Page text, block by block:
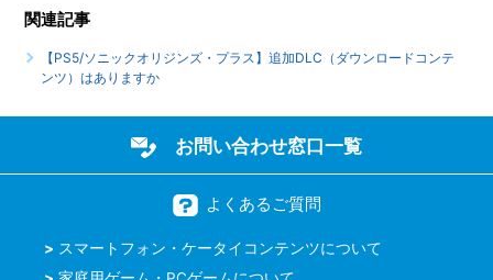
【PS5/ソニックオリジンズ・プラス】最大何人まで同時プレ
もっと見る
関連記事
【PS5/ソニックオリジンズ・プラス】追加DLC（ダウンロードコンテ
ンツ）はありますか
お問い合わせ窓口一覧
よくあるご質問
スマートフォン・ケータイコンテンツについて